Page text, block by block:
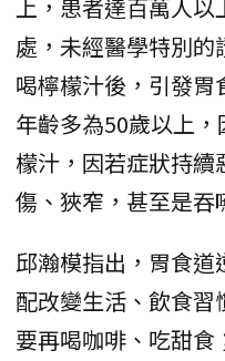
上，患者達百萬人以
處，未經醫學特別
喝檸檬汁後，引發胃
年齡多為50歲以上
檬汁，因若症狀持續
傷、狹窄，甚至是吞
邱瀚模指出，胃食
配改變生活、飲食
要再喝咖啡、吃甜